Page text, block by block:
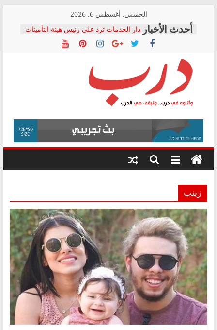
content
الخميس, أغسطس 6, 2026
دار الخدمات ترد على رئيس هيئة التأمينات
بعد مؤتمره الصحفي: إنكار الأزمة لا ينهي
معاناة أصحاب المعاشات.. ونطالب بكشف
فرحات سليمان يكتب: القطاع الصحي إلى
أين؟
حزب التحالف الشعبي يطلق لجنة “الحق
في الصحة” بالإسكندرية لرصد الانتهاكات
ودعم المرضى
الوزاري لمدينة الصحفيين.. وانتهاء أعمال
إنشاء المبنى الإداري
المجلس القومي لحقوق الإنسان يعلن
متابعة قضية الدكتور محمد زهران.. ويؤكد:
قرينة البراءة وضمانات المحاكمة العادلة
درب
وأتوه
درب..
وتبقى
هي
زينب